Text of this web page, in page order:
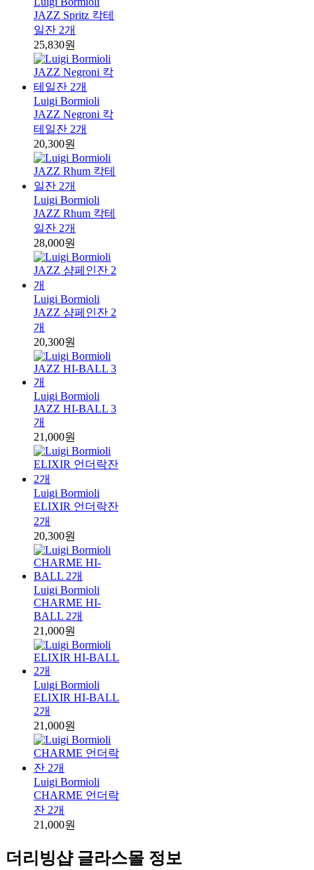
JAZZ Spritz 칵테
일잔 2개
25,830원
Luigi Bormioli
JAZZ Negroni 칵
테일잔 2개
20,300원
Luigi Bormioli
JAZZ Rhum 칵테
일잔 2개
28,000원
Luigi Bormioli
JAZZ 샴페인잔 2
개
20,300원
Luigi Bormioli
JAZZ HI-BALL 3
개
21,000원
Luigi Bormioli
ELIXIR 언더락잔
2개
20,300원
Luigi Bormioli
CHARME HI-
BALL 2개
21,000원
Luigi Bormioli
ELIXIR HI-BALL
2개
21,000원
Luigi Bormioli
CHARME 언더락
잔 2개
21,000원
더리빙샵 글라스몰 정보